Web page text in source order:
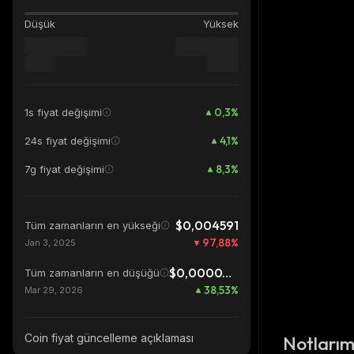
Düşük Yüksek
1s fiyat değişimi 0,3%
24s fiyat değişimi 4,1%
7g fiyat değişimi 8,3%
Tüm zamanların en yükseği $0,004591
Jan 3, 2025 97,88%
Tüm zamanların en düşüğü $0,00007032
Mar 29, 2026 38,53%
Coin fiyat güncelleme açıklaması Notlarım